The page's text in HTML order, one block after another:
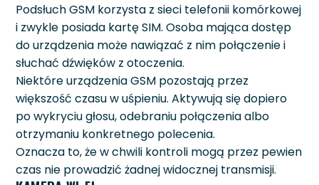
Podsłuch GSM korzysta z sieci telefonii komórkowej
i zwykle posiada kartę SIM. Osoba mająca dostęp
do urządzenia może nawiązać z nim połączenie i
słuchać dźwięków z otoczenia.
Niektóre urządzenia GSM pozostają przez
większość czasu w uśpieniu. Aktywują się dopiero
po wykryciu głosu, odebraniu połączenia albo
otrzymaniu konkretnego polecenia.
Oznacza to, że w chwili kontroli mogą przez pewien
czas nie prowadzić żadnej widocznej transmisji.